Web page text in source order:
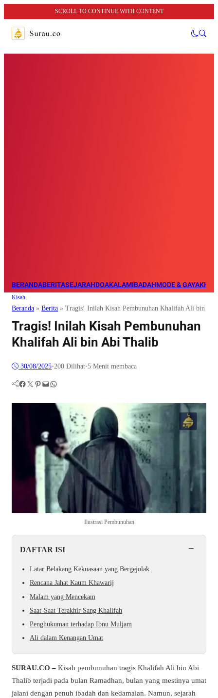
SCROLL TO CONTINUE WITH CONTENT
BERANDABERITASEJARAHDOAKALAMIBADAHMODE & GAYA
Kisah
Beranda » Berita » Tragis! Inilah Kisah Pembunuhan Khalifah Ali bin
Tragis! Inilah Kisah Pembunuhan
Khalifah Ali bin Abi Thalib
30/08/2025•200 Dilihat•5 Menit membaca
Facebook Twitter Pinterest Mail WhatsApp
Ilustrasi Pembunuhan
DAFTAR ISI −
Latar Belakang Kekuasaan yang Bergejolak
Rencana Jahat Kaum Khawarij
Malam yang Mencekam
Saat-Saat Terakhir Sang Khalifah
Penghukuman terhadap Ibnu Muljam
Ali dalam Kenangan Umat
SURAU.CO – Kisah pembunuhan tragis Khalifah Ali bin Abi
Thalib terjadi pada bulan Ramadhan, bulan yang mestinya umat
jalani dengan penuh ibadah dan kedamaian. Namun, sejarah